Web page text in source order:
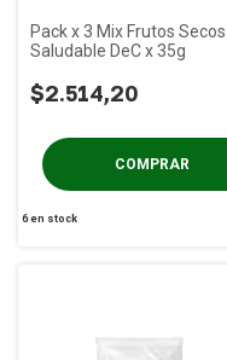
Pack x 3 Mix Frutos Secos
Saludable DeC x 35g
$2.514,20
6en stock